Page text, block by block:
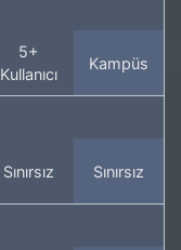
5+
Kullanıcı
Kampüs
Sınırsız Sınırsız